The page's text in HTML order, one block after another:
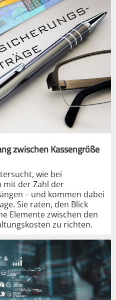
zwischen Kassengröße
wie bei
mit der Zahl der
– und kommen dabei
Sie raten, den Blick
Elemente zwischen den
zu richten.